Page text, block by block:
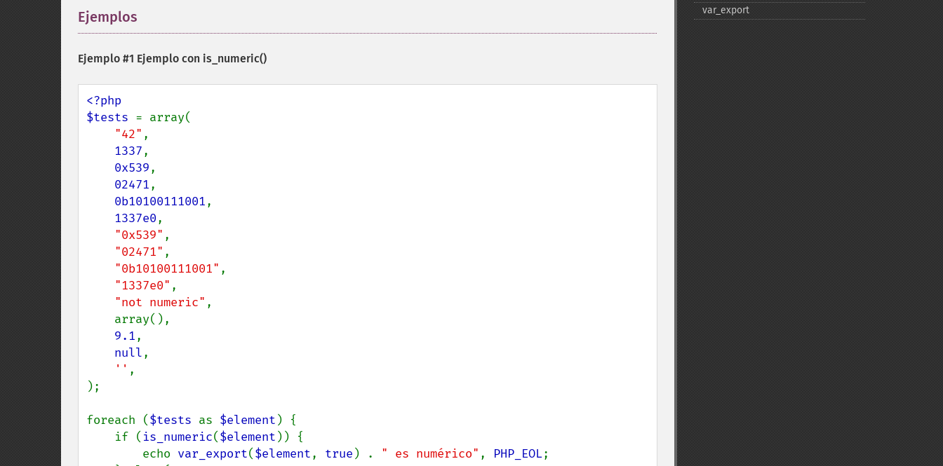
Ejemplos
Ejemplo #1 Ejemplo con is_numeric()
<?php
$tests = array(
"42" ,
1337,
0x539,
02471,
0b10100111001,
1337e0,
"0x539" ,
"02471" ,
"0b10100111001" ,
"1337e0" ,
"not numeric" ,
9.1,
null,
'' ,
);
foreach ($tests as $element ) {
    if (
is_numeric($element )) {
        echo
var_export($element, true ) . " es numérico" , PHP_EOL;
var_​export